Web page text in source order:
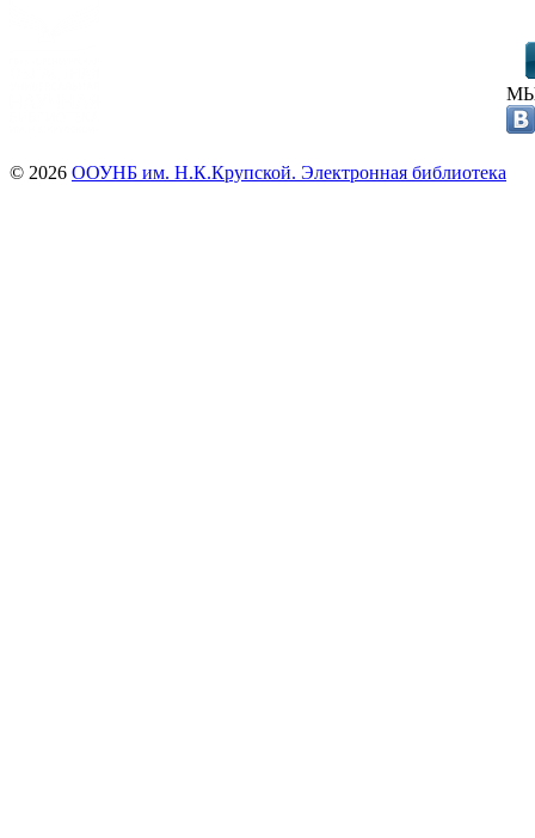
© 2026 ООУНБ им. Н.К.Крупской. Электронная библиотека